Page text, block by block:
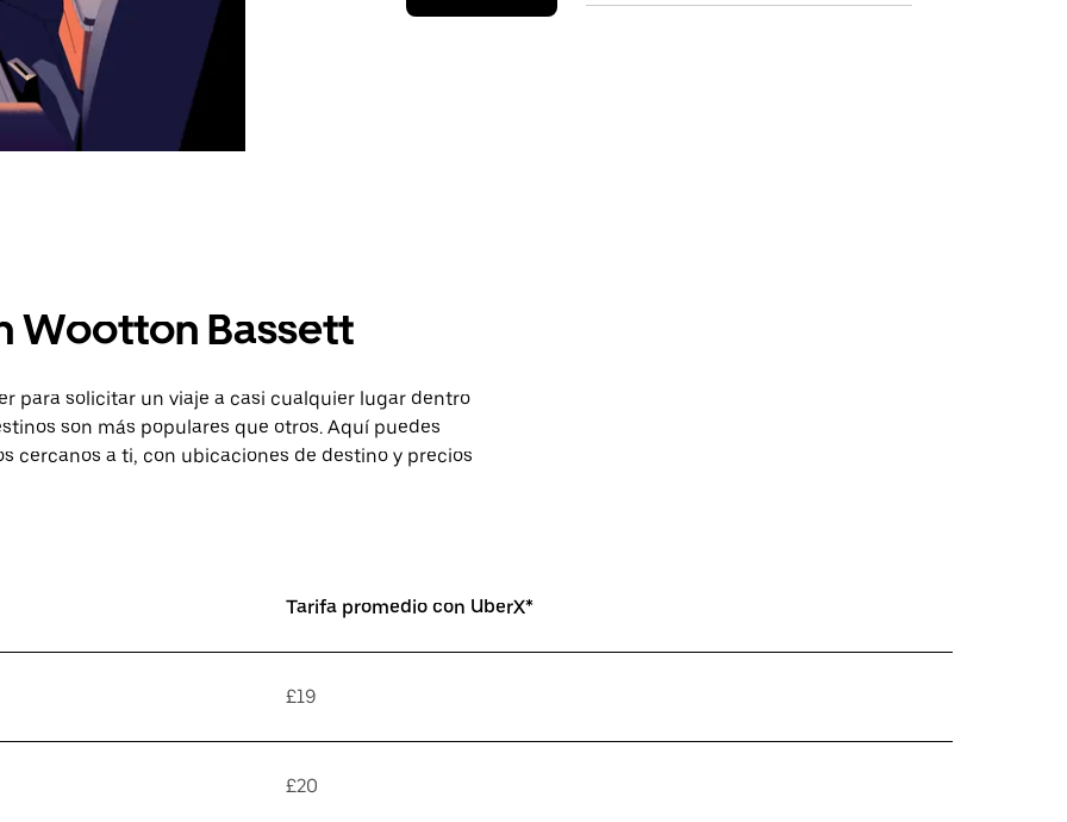
Wootton Bassett
para solicitar un viaje a casi cualquier lugar dentro
son más populares que otros. Aquí puedes
cercanos a ti, con ubicaciones de destino y precios
Tarifa promedio con UberX*
£19
£20